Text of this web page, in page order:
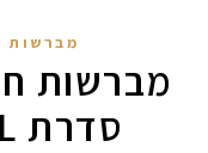
מברשות
מברשות
סדרת DIMENSIONAL